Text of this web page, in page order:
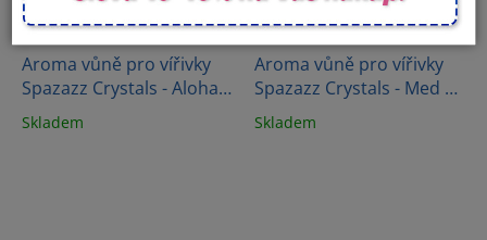
Aroma vůně pro vířivky
Spazazz Crystals - Aloha
Paradise - Hawaii (650 ml)
Skladem
Aroma vůně pro vířivky
Spazazz Crystals - Med a
mango (482g)
Skladem